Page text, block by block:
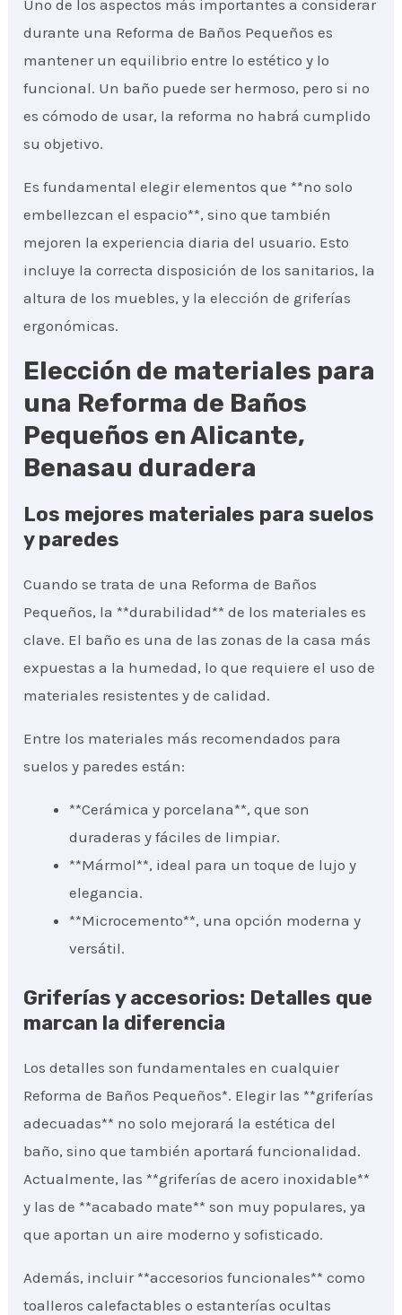
Uno de los aspectos más importantes a considerar
durante una Reforma de Baños Pequeños es
mantener un equilibrio entre lo estético y lo
funcional. Un baño puede ser hermoso, pero si no
es cómodo de usar, la reforma no habrá cumplido
su objetivo.
Es fundamental elegir elementos que **no solo
embellezcan el espacio**, sino que también
mejoren la experiencia diaria del usuario. Esto
incluye la correcta disposición de los sanitarios, la
altura de los muebles, y la elección de griferías
ergonómicas.
Elección de materiales para
una Reforma de Baños
Pequeños en Alicante,
Benasau duradera
Los mejores materiales para suelos
y paredes
Cuando se trata de una Reforma de Baños
Pequeños, la **durabilidad** de los materiales es
clave. El baño es una de las zonas de la casa más
expuestas a la humedad, lo que requiere el uso de
materiales resistentes y de calidad.
Entre los materiales más recomendados para
suelos y paredes están:
**Cerámica y porcelana**, que son
duraderas y fáciles de limpiar.
**Mármol**, ideal para un toque de lujo y
elegancia.
**Microcemento**, una opción moderna y
versátil.
Griferías y accesorios: Detalles que
marcan la diferencia
Los detalles son fundamentales en cualquier
Reforma de Baños Pequeños*. Elegir las **griferías
adecuadas** no solo mejorará la estética del
baño, sino que también aportará funcionalidad.
Actualmente, las **griferías de acero inoxidable**
y las de **acabado mate** son muy populares, ya
que aportan un aire moderno y sofisticado.
Además, incluir **accesorios funcionales** como
toalleros calefactables o estanterías ocultas